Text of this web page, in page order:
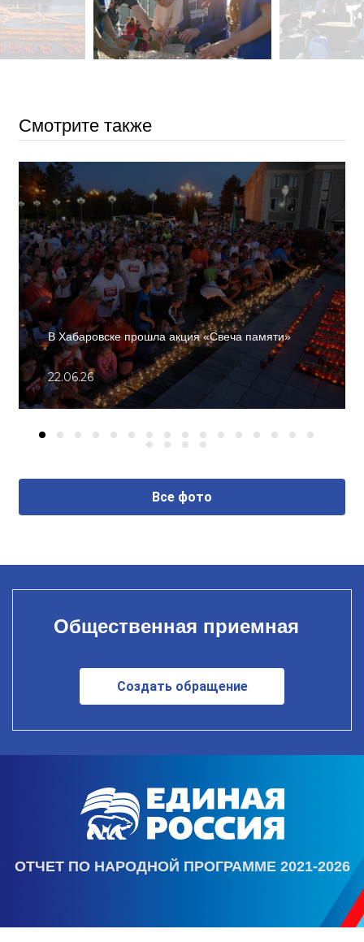
Смотрите также
В Хабаровске прошла акция «Свеча памяти»
22.06.26
Все фото
Общественная приемная
Создать обращение
ОТЧЕТ ПО НАРОДНОЙ ПРОГРАММЕ 2021-2026